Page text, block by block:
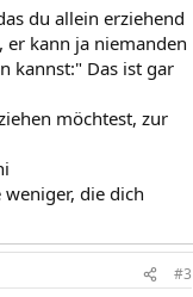
du allein erziehend
kann ja niemanden
kannst:" Das ist gar
möchtest, zur
die dich
#3